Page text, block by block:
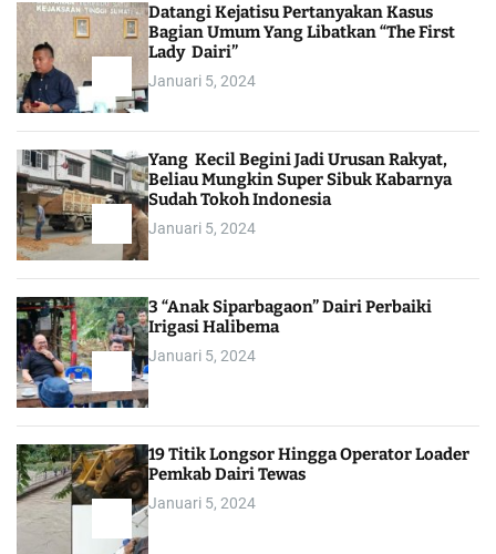
Datangi Kejatisu Pertanyakan Kasus
Bagian Umum Yang Libatkan “The First
Lady Dairi”
Januari 5, 2024
Yang Kecil Begini Jadi Urusan Rakyat,
Beliau Mungkin Super Sibuk Kabarnya
Sudah Tokoh Indonesia
Januari 5, 2024
3 “Anak Siparbagaon” Dairi Perbaiki
Irigasi Halibema
Januari 5, 2024
19 Titik Longsor Hingga Operator Loader
Pemkab Dairi Tewas
Januari 5, 2024